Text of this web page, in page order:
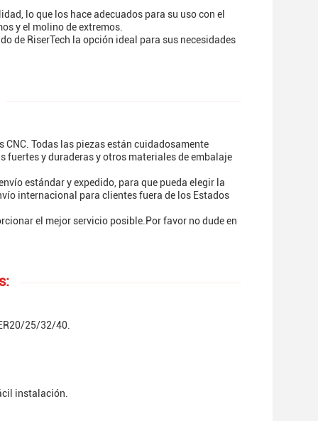
lo que los hace adecuados para su uso con el
y el molino de extremos.
de RiserTech la opción ideal para sus necesidades
Todas las piezas están cuidadosamente
fuertes y duraderas y otros materiales de embalaje
estándar y expedido, para que pueda elegir la
internacional para clientes fuera de los Estados
el mejor servicio posible.Por favor no dude en
25/32/40.
instalación.